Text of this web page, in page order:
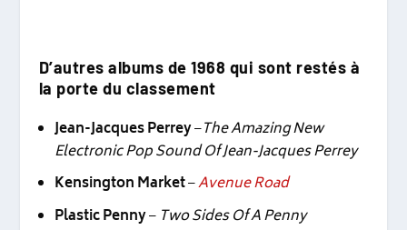
D’autres albums de 1968 qui sont restés à
la porte du classement
Jean-Jacques Perrey–The Amazing New
Electronic Pop Sound Of Jean-Jacques Perrey
Kensington Market–Avenue Road
Plastic Penny– Two Sides Of A Penny